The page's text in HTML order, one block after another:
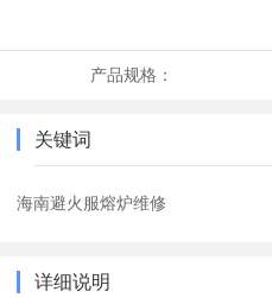
产品规格：
关键词
海南避火服熔炉维修
详细说明